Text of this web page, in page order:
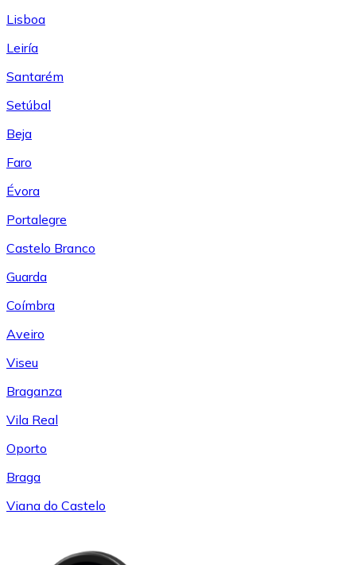
Lisboa
Leiría
Santarém
Setúbal
Beja
Faro
Évora
Portalegre
Castelo Branco
Guarda
Coímbra
Aveiro
Viseu
Braganza
Vila Real
Oporto
Braga
Viana do Castelo